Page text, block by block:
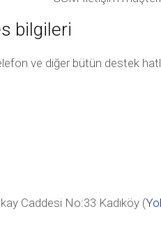
bilgileri
ve diğer bütün destek
Caddesi No:33 Kadıköy (